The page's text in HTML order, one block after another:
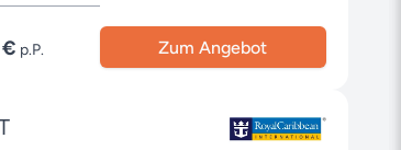
€ p.P. Zum Angebot